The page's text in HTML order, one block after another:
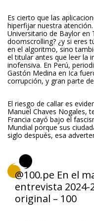
Es cierto que las
hiperfijar nuestra
Universitario de Baylor en
doomscrolling? ¿y si eres
en el algoritmo, sino
el titular antes que leer la
inofensiva. En Perú,
Gastón Medina en Ica
corrupción, y gran parte
El riesgo de callar es
Manuel Chaves Nogales,
Francia cayó bajo el
Mundial porque sus
siglo después, esa
@100.pe En el
entrevista 2024-
original – 100